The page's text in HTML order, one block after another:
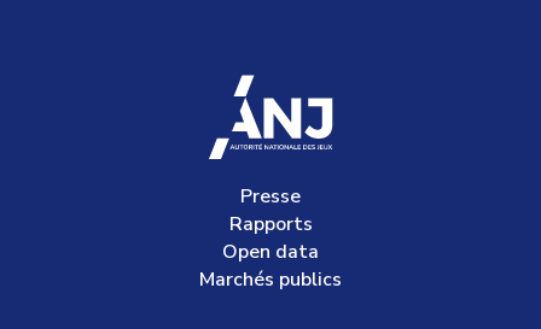
accueil
Presse
Rapports
Open data
Marchés publics